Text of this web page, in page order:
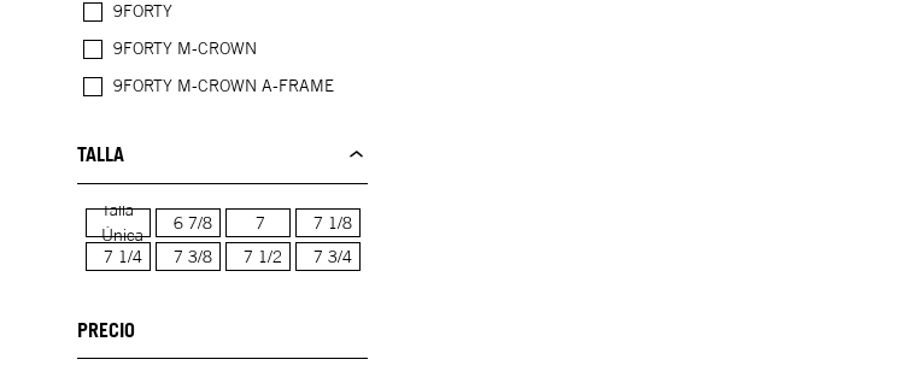
9FORTY
9FORTY M-CROWN
9FORTY M-CROWN A-FRAME
TALLA
6 7/8
7
7 1/2
7 1/4
7 1/8
7 3/4
7 3/8
Talla
Única